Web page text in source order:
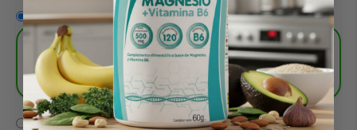
¡Compra 2 y obtén 1 gratis!
Más Vendido
€43,90
€65,85